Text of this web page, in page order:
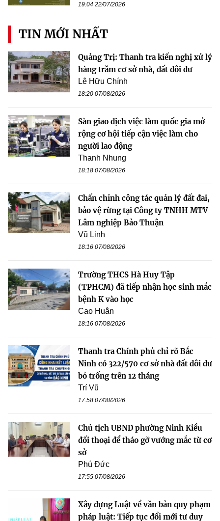
19:04 22/07/2026
TIN MỚI NHẤT
Quảng Trị: Thanh tra kiến nghị xử lý
hàng trăm cơ sở nhà, đất dôi dư
Lê Hữu Chính
18:20 07/08/2026
Sàn giao dịch việc làm quốc gia mở
rộng cơ hội tiếp cận việc làm cho
người lao động
Thanh Nhung
18:18 07/08/2026
Chấn chỉnh công tác quản lý đất đai,
bảo vệ rừng tại Công ty TNHH MTV
Lâm nghiệp Bảo Thuận
Vũ Linh
18:16 07/08/2026
Trường THCS Hà Huy Tập
(TPHCM) đã tiếp nhận học sinh mắc
bệnh K vào học
Cao Huân
18:16 07/08/2026
Thanh tra Chính phủ chỉ rõ Bắc
Ninh có 322/570 cơ sở nhà đất dôi dư
bỏ trống trên 12 tháng
Trí Vũ
17:58 07/08/2026
Chủ tịch UBND phường Ninh Kiều
đối thoại để tháo gỡ vướng mắc từ cơ
sở
Phú Đức
17:55 07/08/2026
Xây dựng Luật về văn bản quy phạm
pháp luật: Tiếp tục đổi mới tư duy